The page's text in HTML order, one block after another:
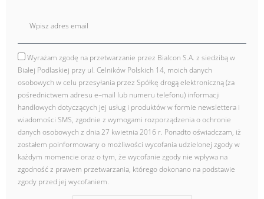
zgodaWyrażam zgodę na przetwarzanie przez Bialcon S.A. z siedzibą w
Białej Podlaskiej przy ul. Celników Polskich 14, moich danych
osobowych w celu przesyłania przez Spółkę drogą elektroniczną (za
pośrednictwem adresu e–mail lub numeru telefonu) informacji
handlowych dotyczących jej usług i produktów w formie newslettera i
wiadomości SMS, zgodnie z wymogami rozporządzenia o ochronie
danych osobowych z dnia 27 kwietnia 2016 r. Ponadto oświadczam, iż
zostałem poinformowany o możliwości wycofania udzielonej zgody w
każdym momencie oraz o tym, że wycofanie zgody nie wpływa na
zgodność z prawem przetwarzania, którego dokonano na podstawie
zgody przed jej wycofaniem.